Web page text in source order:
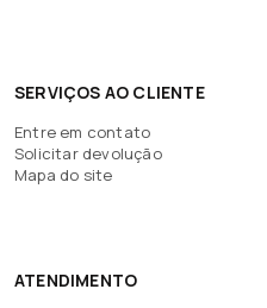
SERVIÇOS AO CLIENTE
Entre em contato
Solicitar devolução
Mapa do site
ATENDIMENTO